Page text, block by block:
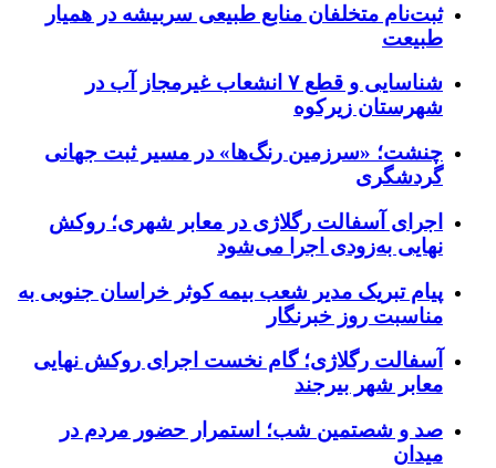
ثبت‌نام متخلفان منابع طبیعی سربیشه در همیار
طبیعت
شناسایی و قطع ۷ انشعاب غیرمجاز آب در
شهرستان زیرکوه
چنشت؛ «سرزمین رنگ‌ها» در مسیر ثبت جهانی
گردشگری
اجرای آسفالت رگلاژی در معابر شهری؛ روکش
نهایی به‌زودی اجرا می‌شود
پیام تبریک مدیر شعب بیمه کوثر خراسان جنوبی به
مناسبت روز خبرنگار
آسفالت رگلاژی؛ گام نخست اجرای روکش نهایی
معابر شهر بیرجند
صد و شصتمین شب؛ استمرار حضور مردم در
میدان